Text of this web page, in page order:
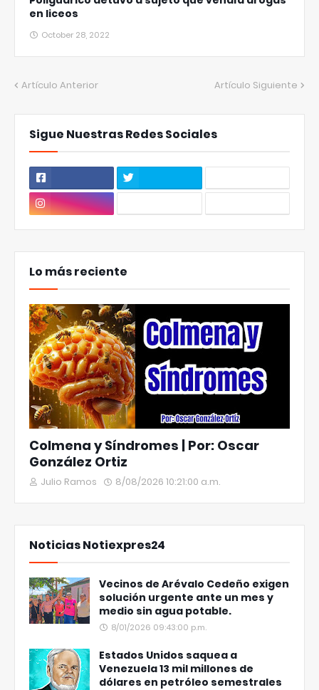
en liceos
October 28, 2022
Artículo Anterior Artículo Siguiente
Sigue Nuestras Redes Sociales
Lo más reciente
Colmena y Síndromes | Por: Oscar
González Ortiz
Julio Ramos 8/08/2026 10:21:00 a.m.
Noticias Notiexpres24
Vecinos de Arévalo Cedeño exigen
solución urgente ante un mes y
medio sin agua potable.
8/01/2026 09:43:00 p.m.
Estados Unidos saquea a
Venezuela 13 mil millones de
dólares en petróleo semestrales